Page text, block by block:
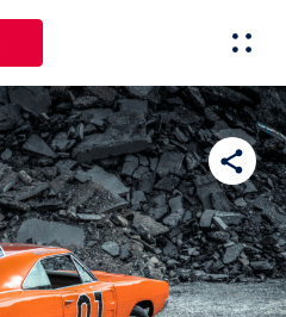
Erlebnisse Seiten
Alle anzeigen